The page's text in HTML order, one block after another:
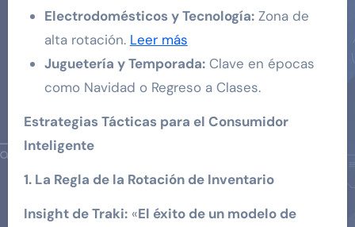
Electrodomésticos y Tecnología:Zona de
alta rotación. Leer más
Juguetería y Temporada:Clave en épocas
como Navidad o Regreso a Clases.
Estrategias Tácticas para el Consumidor
Inteligente
1. La Regla de la Rotación de Inventario
Insight de Traki:«El éxito de un modelo de